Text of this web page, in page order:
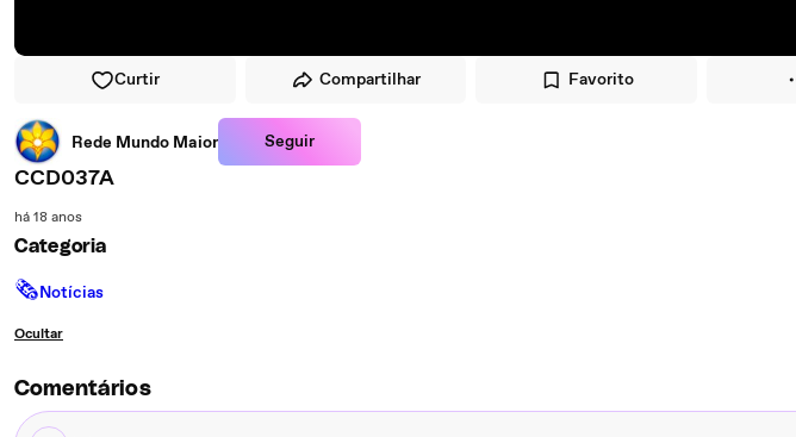
Curtir Compartilhar Favorito
Rede Mundo Maior Seguir
CCD037A
há 18 anos
Categoria
🗞Notícias
Ocultar
Comentários